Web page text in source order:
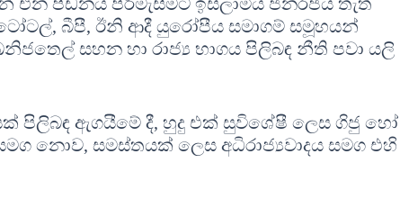
බීපී, ඊනි ආදී යුරෝපීය සමාගම් සමූහයන්
සහන හා රාජ්‍ය භාගය පිලිබඳ නීති පවා යලි
පිලිබඳ ඇගයීමේ දී, හුදු එක් සුවිශේෂී ලෙස ගිජු හෝ
නොව, සමස්තයක් ලෙස අධිරාජ්‍යවාදය සමග එහි